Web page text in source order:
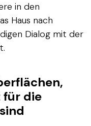
in den
Haus nach
Dialog mit der
für die